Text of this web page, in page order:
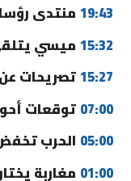
19:43 منتدى رؤساء
15:32 ميسي
15:27تصريحات عن
07:00 توقعات
05:00 الحرب
01:00 مغاربة